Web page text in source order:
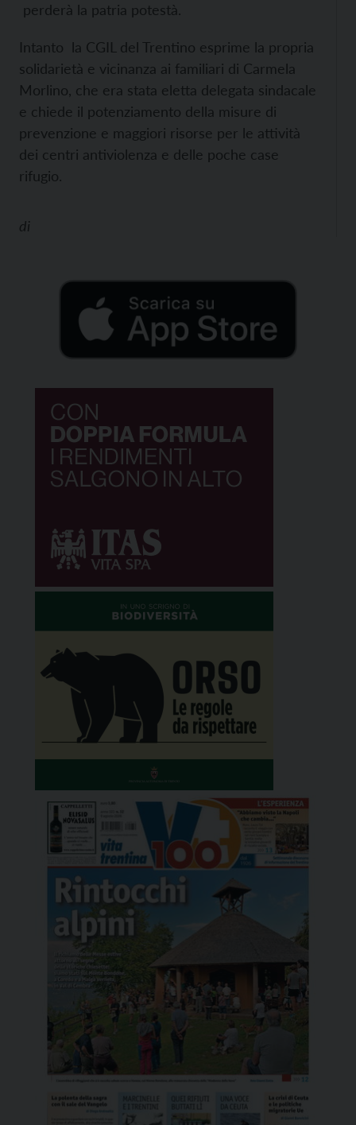
perderà la patria potestà.
Intanto la CGIL del Trentino esprime la propria
solidarietà e vicinanza ai familiari di Carmela
Morlino, che era stata eletta delegata sindacale
e chiede il potenziamento della misure di
prevenzione e maggiori risorse per le attività
dei centri antiviolenza e delle poche case
rifugio.
di